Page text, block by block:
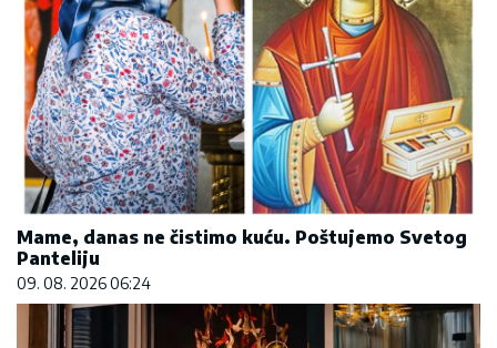
Mame, danas ne čistimo kuću. Poštujemo Svetog
Panteliju
09. 08. 2026 06:24